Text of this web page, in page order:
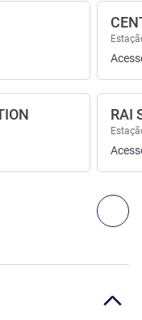
1 :, Acessos e
RAI